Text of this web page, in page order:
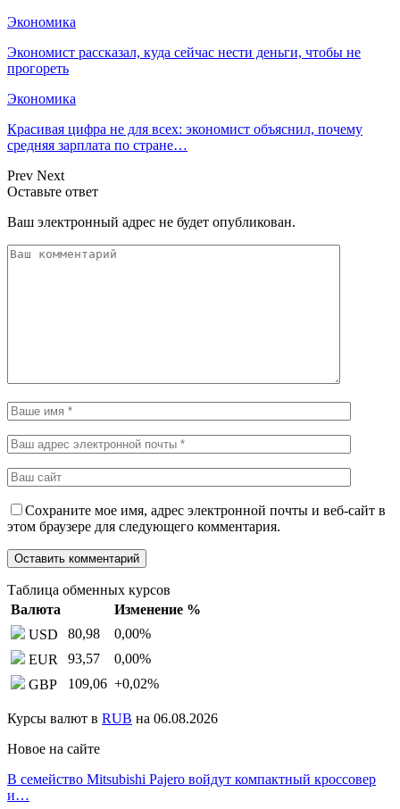
Экономика
Экономист рассказал, куда сейчас нести деньги, чтобы не
прогореть
Экономика
Красивая цифра не для всех: экономист объяснил, почему
средняя зарплата по стране…
Prev Next
Оставьте ответ
Ваш электронный адрес не будет опубликован.
Сохраните мое имя, адрес электронной почты и веб-сайт в
этом браузере для следующего комментария.
Таблица обменных курсов
Валюта
Изменение %
USD
80,98 0,00%
EUR
93,57 0,00%
GBP
109,06 +0,02%
Курсы валют в RUB на 06.08.2026
Новое на сайте
В семейство Mitsubishi Pajero войдут компактный кроссовер
и…